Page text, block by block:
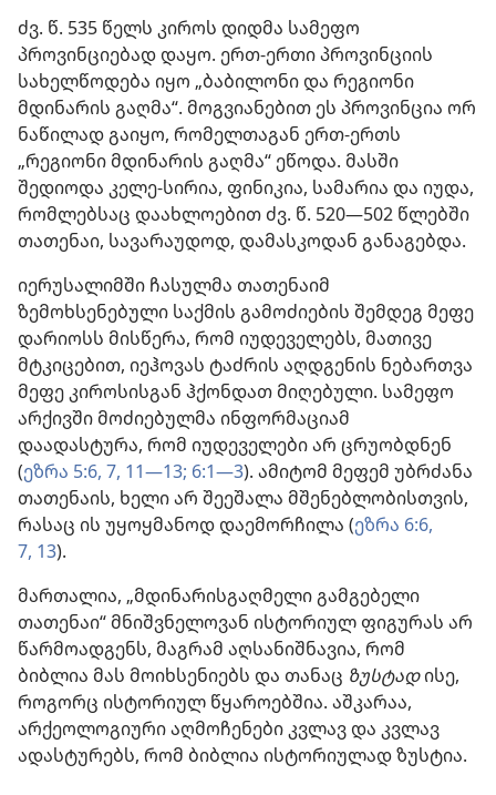
ძვ. წ. 535 წელს კიროს დიდმა სამეფო
პროვინციებად დაყო. ერთ-ერთი პროვინციის
სახელწოდება იყო „ბაბილონი და რეგიონი
მდინარის გაღმა“. მოგვიანებით ეს პროვინცია ორ
ნაწილად გაიყო, რომელთაგან ერთ-ერთს
„რეგიონი მდინარის გაღმა“ ეწოდა. მასში
შედიოდა კელე-სირია, ფინიკია, სამარია და იუდა,
რომლებსაც დაახლოებით ძვ. წ. 520—502 წლებში
თათენაი, სავარაუდოდ, დამასკოდან განაგებდა.
იერუსალიმში ჩასულმა თათენაიმ
ზემოხსენებული საქმის გამოძიების შემდეგ მეფე
დარიოსს მისწერა, რომ იუდეველებს, მათივე
მტკიცებით, იეჰოვას ტაძრის აღდგენის ნებართვა
მეფე კიროსისგან ჰქონდათ მიღებული. სამეფო
არქივში მოძიებულმა ინფორმაციამ
დაადასტურა, რომ იუდეველები არ ცრუობდნენ
(ეზრა 5:6, 7, 11—13; 6:1—3). ამიტომ მეფემ უბრძანა
თათენაის, ხელი არ შეეშალა მშენებლობისთვის,
რასაც ის უყოყმანოდ დაემორჩილა (ეზრა 6:6,
7, 13).
მართალია, „მდინარისგაღმელი გამგებელი
თათენაი“ მნიშვნელოვან ისტორიულ ფიგურას არ
წარმოადგენს, მაგრამ აღსანიშნავია, რომ
ბიბლია მას მოიხსენიებს და თანაც ზუსტადისე,
როგორც ისტორიულ წყაროებშია. აშკარაა,
არქეოლოგიური აღმოჩენები კვლავ და კვლავ
ადასტურებს, რომ ბიბლია ისტორიულად ზუსტია.